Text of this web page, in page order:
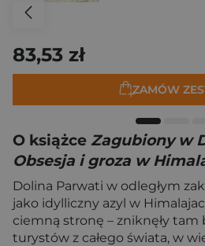
83,53 zł
ZAMÓW
O książce Zagubiony w
Obsesja i groza w
Dolina Parwati w odległym
jako idylliczny azyl w
ciemną stronę – zniknęły tam
turystów z całego świata, w